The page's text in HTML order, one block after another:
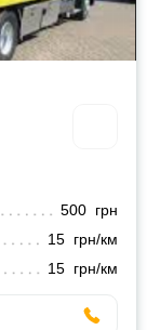
500 грн
15 грн/км
15 грн/км